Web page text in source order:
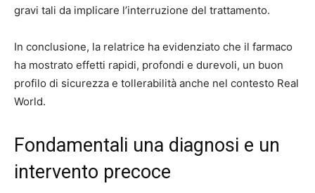
gravi tali da implicare l’interruzione del trattamento.
In conclusione, la relatrice ha evidenziato che il farmaco
ha mostrato effetti rapidi, profondi e durevoli, un buon
profilo di sicurezza e tollerabilità anche nel contesto Real
World.
Fondamentali una diagnosi e un
intervento precoce